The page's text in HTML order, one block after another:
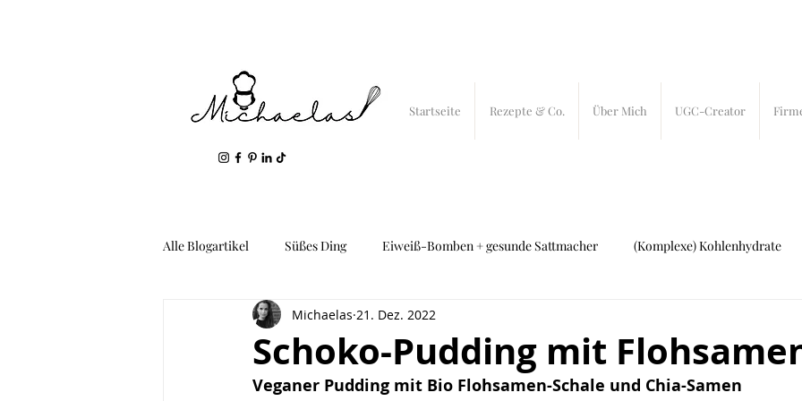
Startseite Rezepte & Co. Über Mich UGC-Creator
Alle Blogartikel Süßes Ding Eiweiß-Bomben + gesunde Sattmacher (Komplexe) Kohlenhydrate
Geil: Gemüse & Kartoffeln Fisch und Fleisch
Schoko-Pudding mit
Michaelas 21. Dez. 2022
Veganer Pudding mit Bio Flohsamen-Schale und Chia-Samen